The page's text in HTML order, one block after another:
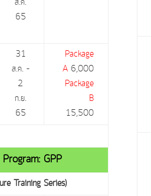
65
31
ส.ค. –
2
ก.ย.
65
Package
A 6,000
Package
B
15,500
Program: GPP
Training Series)